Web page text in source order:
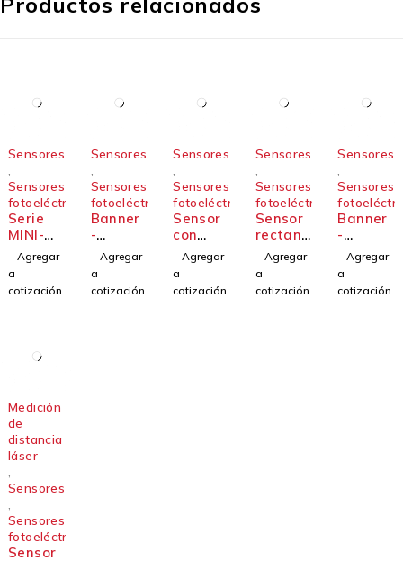
Sensores
Sensores
fotoeléctricos
Serie
MINI-
BEAM
Agregar
a
cotización
Sensores
Sensores
fotoeléctricos
Banner
-
Sensor
autóno
mo en
miniatu
Agregar
a
cotización
Sensores
Sensores
fotoeléctricos
Sensor
con
carcasa
rectang
ular de
fácil
Agregar
a
cotización
Sensores
Sensores
fotoeléctricos
Sensor
rectang
ular con
base de
montaj
e en
Agregar
a
cotización
Sensores
Sensores
Banner
-
Sensor
de
montaj
e en
Agregar
a
cotización
Medición
de
distancia
láser
Sensores
Sensores
fotoeléctricos
Sensor